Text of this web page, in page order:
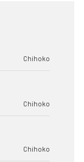
Chihoko
Chihoko
Chihoko